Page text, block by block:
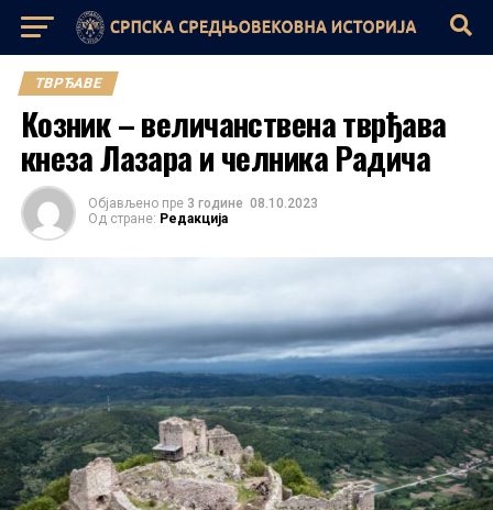
ТВРЂАВЕ
Козник – величанствена тврђава
кнеза Лазара и челника Радича
Објављено пре 3 године 08.10.2023
Од стране: Редакција